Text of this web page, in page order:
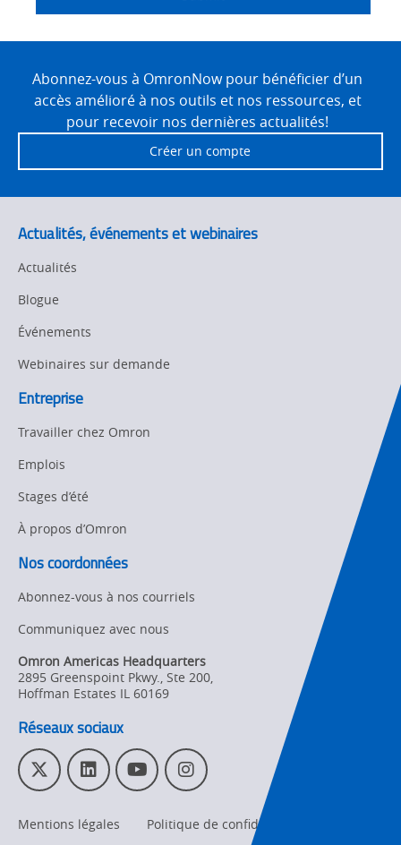
and Vision
SYSMAC
Motion and
Control
Technical
Training
Safety Solutions
Traceability
Maintenance
Flexible
Newsletter/Marketing
Product Launches
Strategic Business
Other
Policy
Changes
Product
Discontinuation
Pricing
Supply
Chain/Demand
FooterAbonnez-vous à OmronNow pour bénéficier d’un
accès amélioré à nos outils et nos ressources, et
pour recevoir nos dernières actualités!
Créer un compte
Actualités, événements et webinaires
Actualités
Blogue
Événements
Webinaires sur demande
Entreprise
Travailler chez Omron
Emplois
Stages d’été
À propos d’Omron
Nos coordonnées
Abonnez-vous à nos courriels
Communiquez avec nous
Omron Americas Headquarters
2895 Greenspoint Pkwy., Ste 200,
Hoffman Estates IL 60169
Réseaux sociaux
T
w
t
L
i
k
Y
o
I
n
t
Mentions légales
Politique de confidentialité